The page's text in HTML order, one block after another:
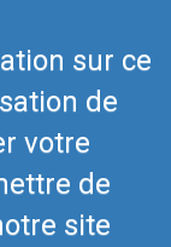
sur ce
de
votre
de
site